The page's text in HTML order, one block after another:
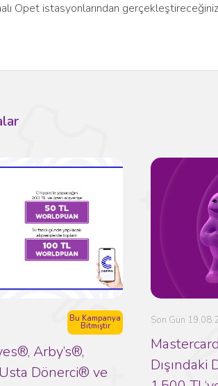
Opet istasyonlarından
Bu Kampanya
Bitmiştir
Arby’s®,
Dönerci® ve
Son Gün
Dışındaki